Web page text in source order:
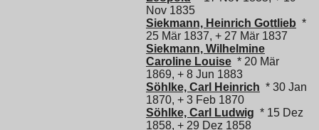
Nov 1835
Siekmann, Heinrich Gottlieb *
25 Mär 1837, + 27 Mär 1837
Siekmann, Wilhelmine
Caroline Louise * 20 Mär
1869, + 8 Jun 1883
Söhlke, Carl Heinrich * 30 Jan
1870, + 3 Feb 1870
Söhlke, Carl Ludwig * 15 Dez
1858, + 29 Dez 1858